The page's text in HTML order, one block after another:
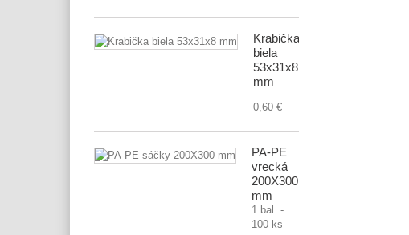
Krabička
biela
53x31x8
mm
0,60 €
PA-PE
vrecká
200X300
mm
1 bal. -
100 ks